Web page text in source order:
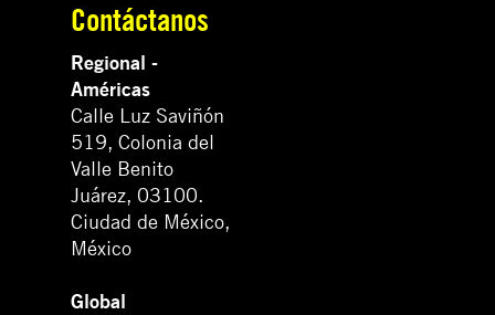
Contáctanos
Regional -
Américas
Calle Luz Saviñón
519, Colonia del
Valle Benito
Juárez, 03100.
Ciudad de México,
México
Global